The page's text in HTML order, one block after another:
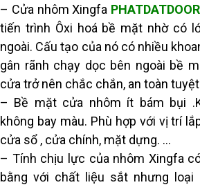
– Cửa nhôm Xingfa
tiến trình Ôxi hoá bề mặt nhờ có
ngoài. Cấu tạo của nó có nhiều
gân rãnh chạy dọc bên ngoài bề
cửa trở nên chắc chắn, an toàn
– Bề mặt cửa nhôm ít bám bụi
không bay màu. Phù hợp với vị trí
cửa sổ , cửa chính, mặt dựng. …
– Tính chịu lực của nhôm Xingfa
bằng với chất liệu sắt nhưng loại